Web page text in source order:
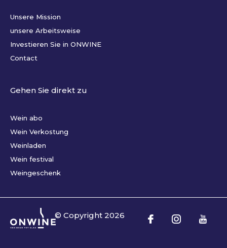
Unsere Mission
unsere Arbeitsweise
Investieren Sie in ONWINE
Contact
Gehen Sie direkt zu
Wein abo
Wein Verkostung
Weinladen
Wein festival
Weingeschenk
© Copyright 2026